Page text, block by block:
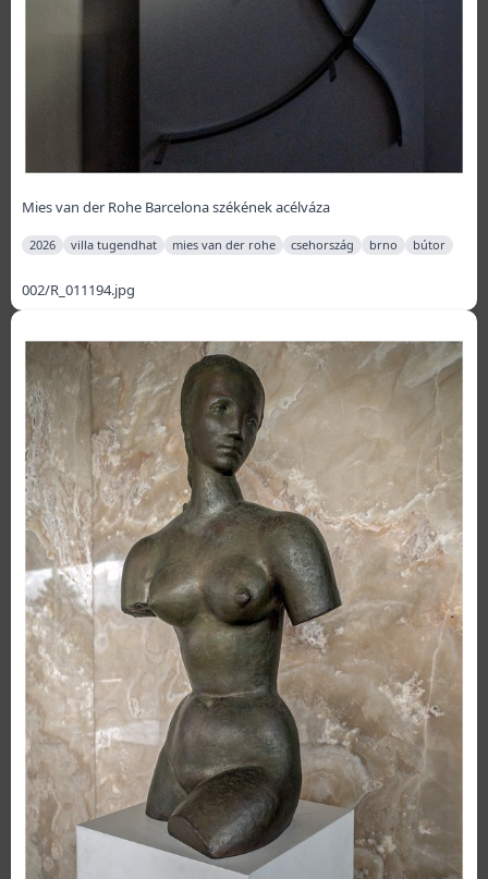
Mies van der Rohe Barcelona székének acélváza
2026 villa tugendhat mies van der rohe csehország brno bútor
002/R_011194.jpg